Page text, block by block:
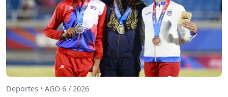
Deportes • AGO 6 / 2026